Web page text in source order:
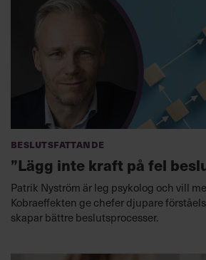
Beslutsfattande
”Lägg inte kraft på fel
Patrik Nyström är leg psykolog och vill
Kobraeffekten ge chefer djupare
skapar bättre beslutsprocesser.